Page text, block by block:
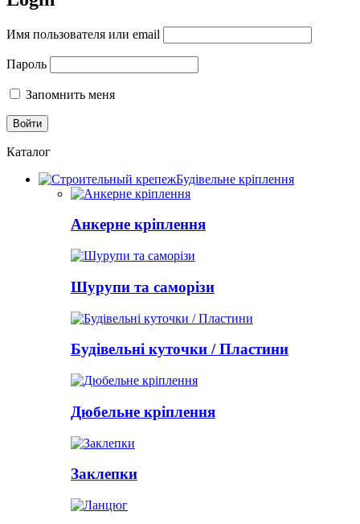
Имя пользователя или email
Пароль
Запомнить меня
Каталог
Будівельне кріплення
Анкерне кріплення
Шурупи та саморізи
Будівельні куточки / Пластини
Дюбельне кріплення
Заклепки